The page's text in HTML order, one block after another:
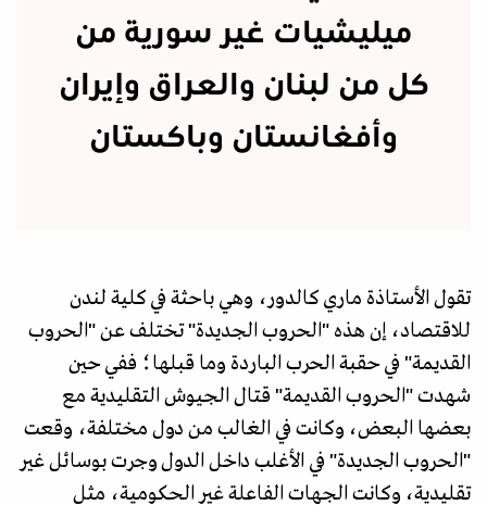
ميليشيات غير سورية من
كل من لبنان والعراق وإيران
وأفغانستان وباكستان
تقول الأستاذة ماري كالدور، وهي باحثة في كلية لندن
للاقتصاد، إن هذه "الحروب الجديدة" تختلف عن "الحروب
القديمة" في حقبة الحرب الباردة وما قبلها؛ ففي حين
شهدت "الحروب القديمة" قتال الجيوش التقليدية مع
بعضها البعض، وكانت في الغالب من دول مختلفة، وقعت
"الحروب الجديدة" في الأغلب داخل الدول وجرت بوسائل غير
تقليدية، وكانت الجهات الفاعلة غير الحكومية، مثل